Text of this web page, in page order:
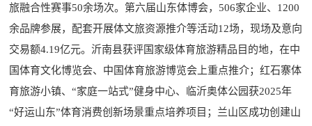
旅融合性赛事50余场次。第六届山东体博会，506家企业、1200
余品牌参展，配套开展体文旅资源推介等活动12场，现场及意向
交易额4.19亿元。沂南县获评国家级体育旅游精品目的地，在中
国体育文化博览会、中国体育旅游博览会上重点推介；红石寨体
育旅游小镇、“家庭一站式”健身中心、临沂奥体公园获2025年
“好运山东”体育消费创新场景重点培养项目；兰山区成功创建山